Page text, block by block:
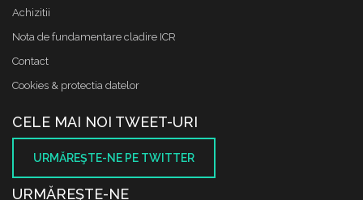
Achizitii
Nota de fundamentare cladire ICR
Contact
Cookies & protectia datelor
CELE MAI NOI TWEET-URI
URMĂREŞTE-NE PE TWITTER
URMĂREŞTE-NE